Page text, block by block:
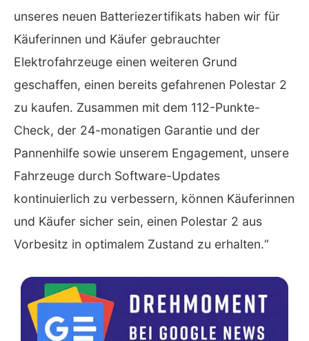
unseres neuen Batteriezertifikats haben wir für
Käuferinnen und Käufer gebrauchter
Elektrofahrzeuge einen weiteren Grund
geschaffen, einen bereits gefahrenen Polestar 2
zu kaufen. Zusammen mit dem 112-Punkte-
Check, der 24-monatigen Garantie und der
Pannenhilfe sowie unserem Engagement, unsere
Fahrzeuge durch Software-Updates
kontinuierlich zu verbessern, können Käuferinnen
und Käufer sicher sein, einen Polestar 2 aus
Vorbesitz in optimalem Zustand zu erhalten.“